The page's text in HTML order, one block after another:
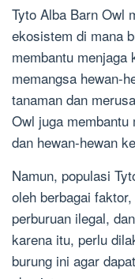
Tyto Alba Barn Owl
ekosistem di mana
membantu menjaga
memangsa hewan-
tanaman dan
Owl juga membantu
dan hewan-hewan
Namun, populasi
oleh berbagai
perburuan ilegal,
karena itu, perlu
burung ini agar